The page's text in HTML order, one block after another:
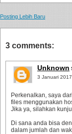
Posting Lebih Baru
3 comments:
Unknown
3 Januari
Perkenalkan, saya
files menggunakan
Jika ya, silahkan
Di sana anda bisa
dalam jumlah dan